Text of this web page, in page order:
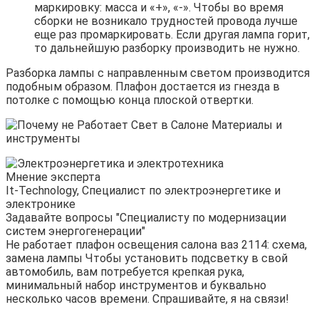
маркировку: масса и «+», «-». Чтобы во время
сборки не возникало трудностей провода лучше
еще раз промаркировать. Если другая лампа горит,
то дальнейшую разборку производить не нужно.
Разборка лампы с направленным светом производится
подобным образом. Плафон достается из гнезда в
потолке с помощью конца плоской отвертки.
Мнение эксперта
It-Technology, Cпециалист по электроэнергетике и
электронике
Задавайте вопросы "Специалисту по модернизации
систем энергогенерации"
Не работает плафон освещения салона ваз 2114: схема,
замена лампы Чтобы установить подсветку в свой
автомобиль, вам потребуется крепкая рука,
минимальный набор инструментов и буквально
несколько часов времени. Спрашивайте, я на связи!